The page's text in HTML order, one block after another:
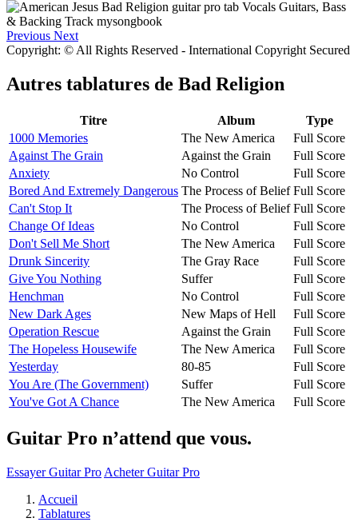
Previous Next
Copyright: © All Rights Reserved - International Copyright Secured
Autres tablatures de Bad Religion
Titre Album
Type
1000 Memories
The New America
Full Score
Against The Grain
Against the Grain
Full Score
Anxiety
No Control
Full Score
Bored And Extremely Dangerous The Process of Belief Full Score
Can't Stop It
The Process of Belief Full Score
Change Of Ideas
No Control
Full Score
Don't Sell Me Short
The New America
Full Score
Drunk Sincerity
The Gray Race
Full Score
Give You Nothing
Suffer
Full Score
Henchman
No Control
Full Score
New Dark Ages
New Maps of Hell
Full Score
Operation Rescue
Against the Grain
Full Score
The Hopeless Housewife
The New America
Full Score
Yesterday
80-85
Full Score
You Are (The Government)
Suffer
Full Score
You've Got A Chance
The New America Full Score
Guitar Pro n’attend que vous.
Essayer Guitar Pro Acheter Guitar Pro
Accueil
Tablatures